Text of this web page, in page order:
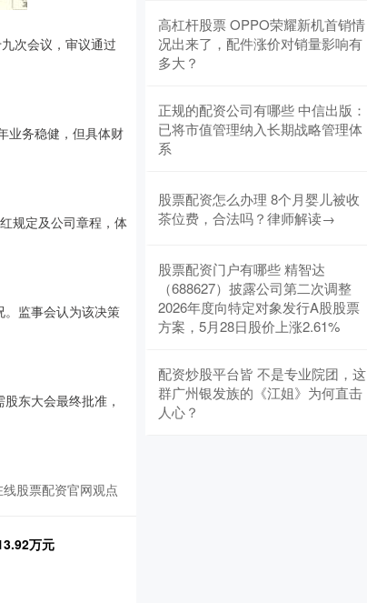
次会议，审议通过
业务稳健，但具体财
规定及公司章程，体
监事会认为该决策
东大会最终批准，
股票配资官网观点
万元
高杠杆股票 OPPO荣耀新机首销情
况出来了，配件涨价对销量影响有
多大？
正规的配资公司有哪些 中信出版：
已将市值管理纳入长期战略管理体
系
股票配资怎么办理 8个月婴儿被收
茶位费，合法吗？律师解读→
股票配资门户有哪些 精智达
（688627）披露公司第二次调整
2026年度向特定对象发行A股股票
方案，5月28日股价上涨2.61%
配资炒股平台皆 不是专业院团，这
群广州银发族的《江姐》为何直击
人心？